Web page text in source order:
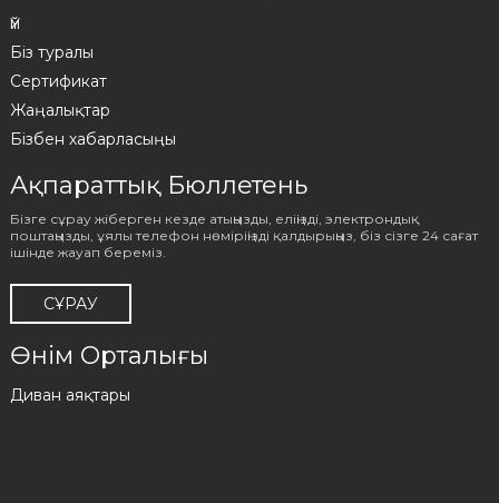
Үй
Біз туралы
Сертификат
Жаңалықтар
Бізбен хабарласыңы
Ақпараттық Бюллетень
Бізге сұрау жіберген кезде атыңызды, еліңізді, электрондық
поштаңызды, ұялы телефон нөміріңізді қалдырыңыз, біз сізге 24 сағат
ішінде жауап береміз.
СҰРАУ
Өнім Орталығы
Диван аяқтары